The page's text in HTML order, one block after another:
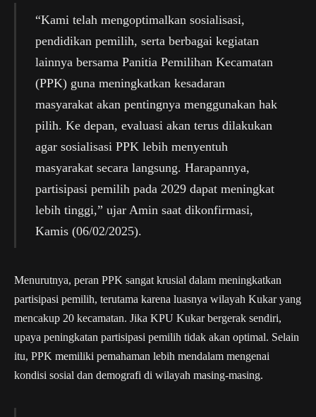
“Kami telah mengoptimalkan sosialisasi,
pendidikan pemilih, serta berbagai kegiatan
lainnya bersama Panitia Pemilihan Kecamatan
(PPK) guna meningkatkan kesadaran
masyarakat akan pentingnya menggunakan hak
pilih. Ke depan, evaluasi akan terus dilakukan
agar sosialisasi PPK lebih menyentuh
masyarakat secara langsung. Harapannya,
partisipasi pemilih pada 2029 dapat meningkat
lebih tinggi,” ujar Amin saat dikonfirmasi,
Kamis (06/02/2025).
Menurutnya, peran PPK sangat krusial dalam meningkatkan
partisipasi pemilih, terutama karena luasnya wilayah Kukar yang
mencakup 20 kecamatan. Jika KPU Kukar bergerak sendiri,
upaya peningkatan partisipasi pemilih tidak akan optimal. Selain
itu, PPK memiliki pemahaman lebih mendalam mengenai
kondisi sosial dan demografi di wilayah masing-masing.